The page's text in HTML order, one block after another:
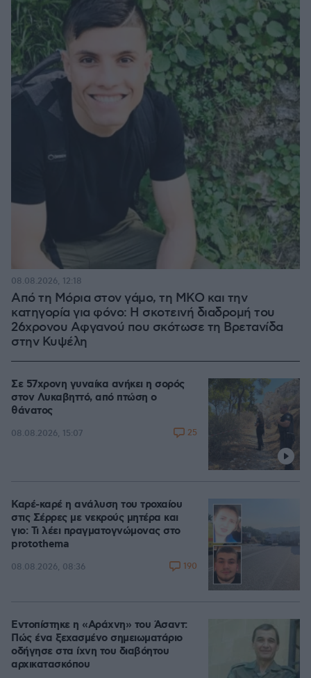
Από τη Μόρια στον γάμο, τη ΜΚΟ και την
κατηγορία για φόνο: Η σκοτεινή διαδρομή του
26χρονου Αφγανού που σκότωσε τη Βρετανίδα
στην Κυψέλη
08.08.2026, 12:18
Σε 57χρονη γυναίκα ανήκει η σορός
στον Λυκαβηττό, από πτώση ο
θάνατος
08.08.2026, 15:07 25
Καρέ-καρέ η ανάλυση του τροχαίου
στις Σέρρες με νεκρούς μητέρα και
γιο: Τι λέει πραγματογνώμονας στο
protothema
08.08.2026, 08:36 190
Εντοπίστηκε η «Αράχνη» του Άσαντ:
Πώς ένα ξεχασμένο σημειωματάριο
οδήγησε στα ίχνη του διαβόητου
αρχικατασκόπου